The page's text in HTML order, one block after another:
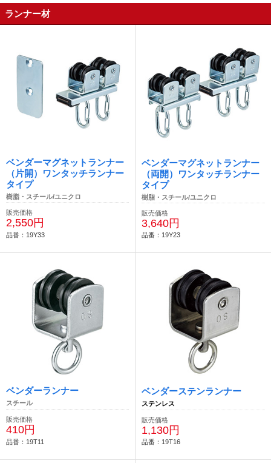
ランナー材
ベンダーマグネットランナー
（片開）ワンタッチランナー
タイプ
樹脂・スチール/ユニクロ
販売価格
2,550円
品番：19Y33
ベンダーマグネットランナー
（両開）ワンタッチランナー
タイプ
樹脂・スチール/ユニクロ
販売価格
3,640円
品番：19Y23
ベンダーランナー
スチール
販売価格
410円
品番：19T11
ベンダーステンランナー
ステンレス
販売価格
1,130円
品番：19T16